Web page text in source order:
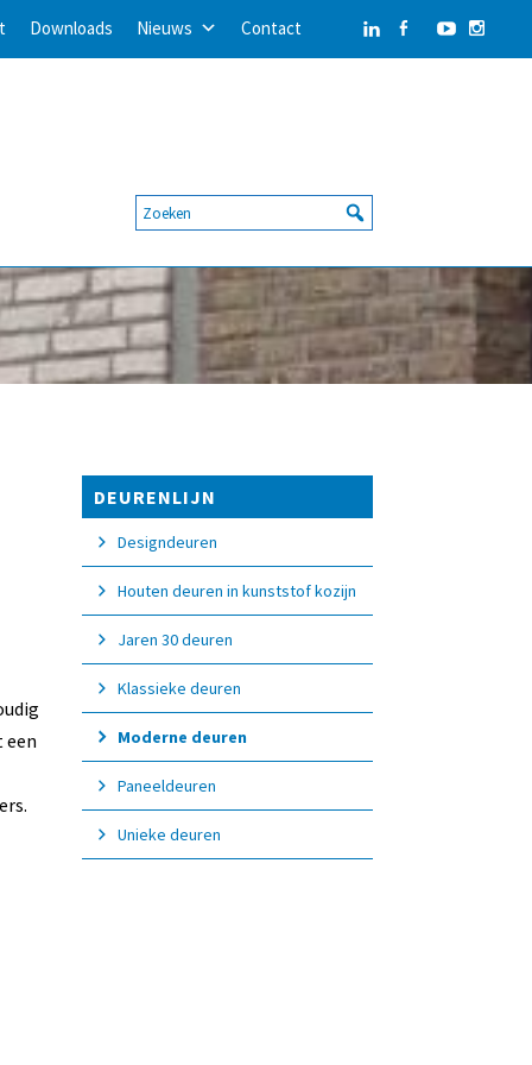
Downloads Nieuws Contact
een
DEURENLIJN
Designdeuren
Houten deuren in kunststof kozijn
Jaren 30 deuren
Klassieke deuren
Moderne deuren
Paneeldeuren
Unieke deuren